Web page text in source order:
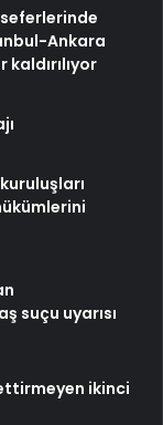
Ankara
suçu uyarısı
ikinci